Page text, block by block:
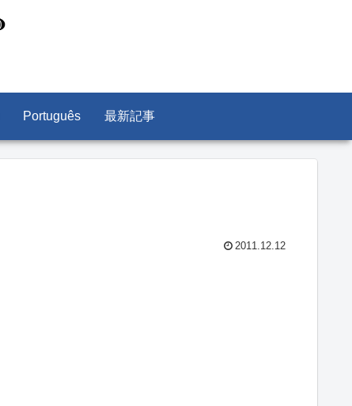
Português 最新記事
2011.12.12